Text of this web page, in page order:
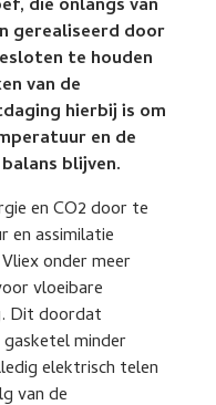
die onlangs van
gerealiseerd door
te houden
van de
hierbij is om
en de
blijven.
en CO2 door te
en assimilatie
onder meer
vloeibare
Dit doordat
minder
elektrisch telen
van de